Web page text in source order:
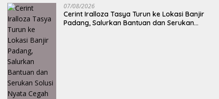
07/08/2026
Cerint Iralloza Tasya Turun ke Lokasi Banjir
Padang, Salurkan Bantuan dan Serukan